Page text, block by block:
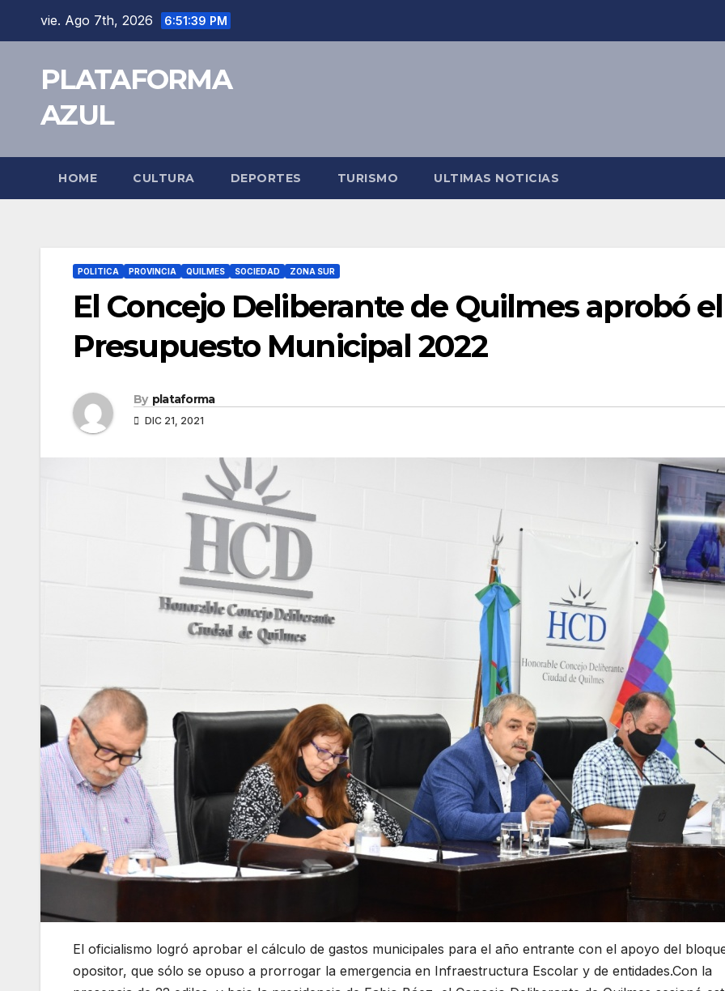
vie. Ago 7th, 2026 6:51:40 PM
PLATAFORMA
AZUL
HOME CULTURA DEPORTES TURISMO ULTIMAS NOTICIAS
POLITICA PROVINCIA QUILMES SOCIEDAD ZONA SUR
El Concejo Deliberante de Quilmes aprobó el
Presupuesto Municipal 2022
By plataforma
DIC 21, 2021
El oficialismo logró aprobar el cálculo de gastos municipales para el año entrante con el apoyo del
opositor, que sólo se opuso a prorrogar la emergencia en Infraestructura Escolar y de entidades.Con la